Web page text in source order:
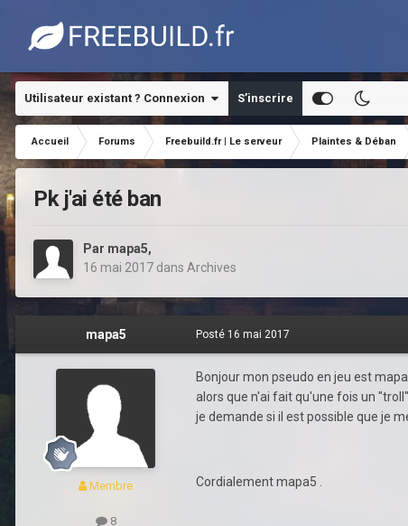
Utilisateur existant ? Connexion S’inscrire
Accueil Forums Freebuild.fr | Le serveur Plaintes & Déban
Pk j'ai été ban
Par mapa5,
16 mai 2017 dans Archives
mapa5
Membre
8
Posté 16 mai 2017
Bonjour mon pseudo en jeu est
alors que n'ai fait qu'une fois un
je demande si il est possible que je
Cordialement mapa5 .